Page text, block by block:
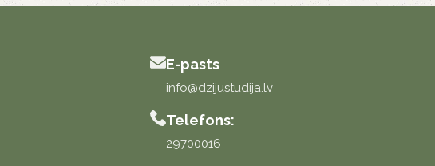
E-pasts
info@dzijustudija.lv
Telefons:
29700016